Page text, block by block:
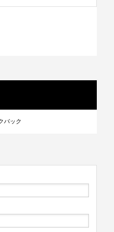
バック